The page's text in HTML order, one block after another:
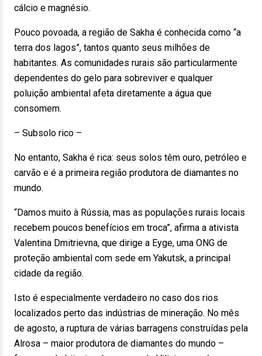
cálcio e magnésio.
Pouco povoada, a região de Sakha é conhecida como “a
terra dos lagos”, tantos quanto seus milhões de
habitantes. As comunidades rurais são particularmente
dependentes do gelo para sobreviver e qualquer
poluição ambiental afeta diretamente a água que
consomem.
– Subsolo rico –
No entanto, Sakha é rica: seus solos têm ouro, petróleo e
carvão e é a primeira região produtora de diamantes no
mundo.
“Damos muito à Rússia, mas as populações rurais locais
recebem poucos benefícios em troca”, afirma a ativista
Valentina Dmitrievna, que dirige a Eyge, uma ONG de
proteção ambiental com sede em Yakutsk, a principal
cidade da região.
Isto é especialmente verdadeiro no caso dos rios
localizados perto das indústrias de mineração. No mês
de agosto, a ruptura de várias barragens construídas pela
Alrosa – maior produtora de diamantes do mundo –